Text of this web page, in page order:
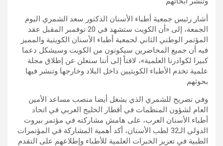
أشار رئيس جمعية أطباء الأسنان الدكتور سعد الشمري اليوم
الجمعة، إلى «أن الكويت ستشهد في 20 نوفمبر المقبل عقد
المؤتمر الوطني الثاني لجمعية أطباء الأسنان الكويتية والمميز
فيه أن جميع المحاضرين سيكونون من الكويت وسيشكل دعما
كبيرا لكوادرنا العلمية»، لافتاً إلى أننا سنعلن عن إطلاق مجلة
علمية تخدم الأطباء الكويتيين داخل البلاد وخارجها وتنشر فيها
بحوثهم.
وفي تصريح للشمري الذي يشغل أيضا منصب مساعد الأمين
العام لشؤون المنظمات في أقطار الخليج العربي في اتحاد
أطباء الأسنان العرب، على هامش مشاركته في مؤتمر بيروت
الدولي الـ32 لطب الأسنان، أكد أهمية المشاركة في المؤتمرات
الطبية في تعزيز الخبرات العلمية للأطباء وإطلاعهم على التقدم